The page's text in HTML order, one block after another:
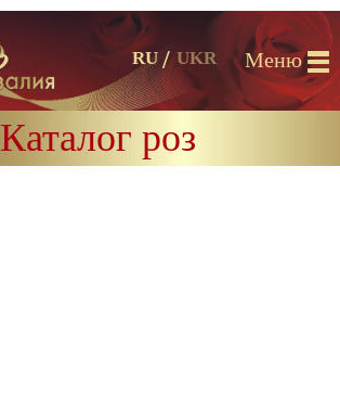
Меню
RU UKR
Каталог роз